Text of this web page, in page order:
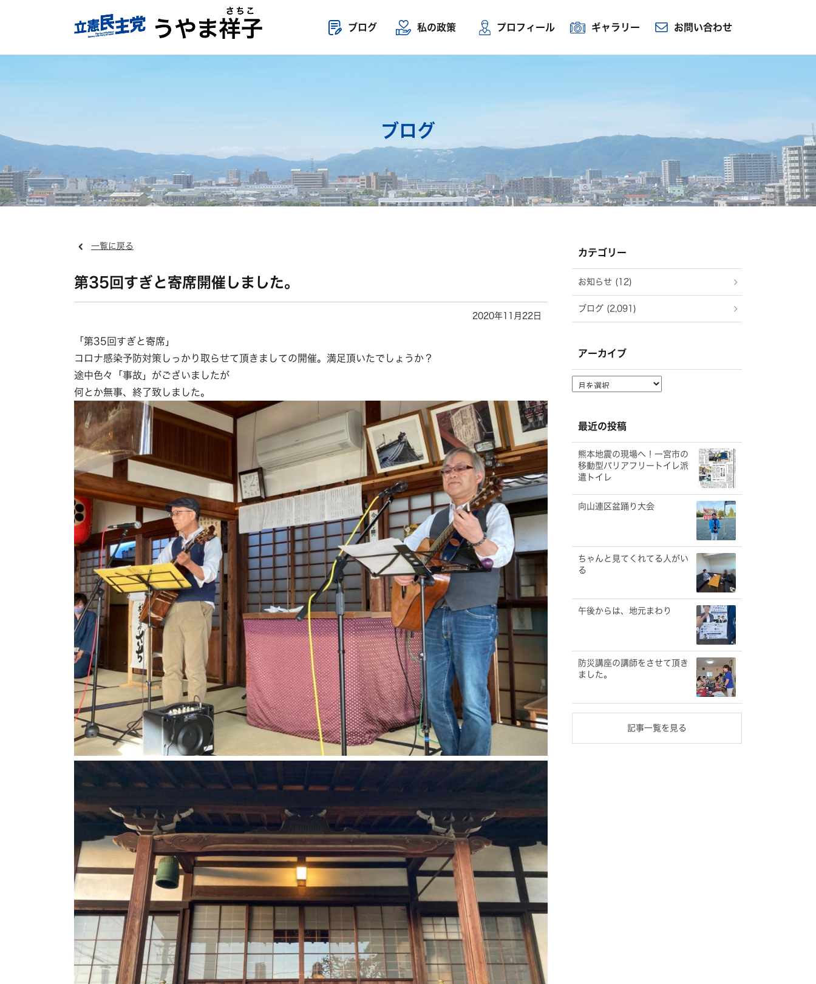
ブログ 私の政策 プロフィール ギャラリー お問い合わせ
ブログ
一覧に戻る
第35回すぎと寄席開催しました。
2020年11月22日
「第35回すぎと寄席」
コロナ感染予防対策しっかり取らせて頂きましての開催。満足頂いたでしょうか？
途中色々「事故」がございましたが
何とか無事、終了致しました。
カテゴリー
お知らせ (12)
ブログ (2,091)
アーカイブ
ア
ー
ブ
最近の投稿
熊本地震の現場へ！一宮市の
移動型バリアフリートイレ派
遣トイレ
向山連区盆踊り大会
ちゃんと見てくれてる人がい
る
午後からは、地元まわり
防災講座の講師をさせて頂き
ました。
記事一覧を見る